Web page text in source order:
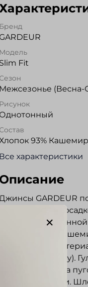
Бренд
Модель
Slim Fit
Сезон
Межсезонье (Весна-
Рисунок
Однотонный
Состав
93% Кашемир
Все характеристики
Описание
GARDEUR
классической
добавлением
растяжимый
сохраняет форму).
застегивается на
накладных сзади.